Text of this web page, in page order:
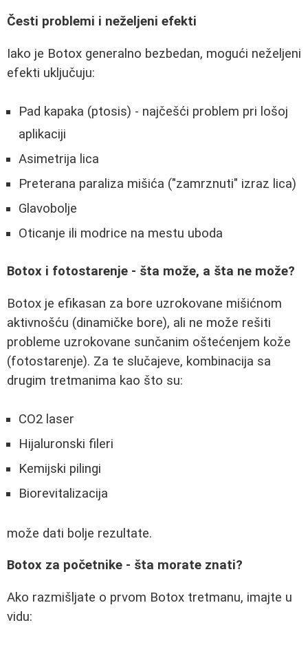
Česti problemi i neželjeni efekti
Iako je Botox generalno bezbedan, mogući neželjeni
efekti uključuju:
Pad kapaka (ptosis) - najčešći problem pri lošoj
aplikaciji
Asimetrija lica
Preterana paraliza mišića ("zamrznuti" izraz lica)
Glavobolje
Oticanje ili modrice na mestu uboda
Botox i fotostarenje - šta može, a šta ne može?
Botox je efikasan za bore uzrokovane mišićnom
aktivnošću (dinamičke bore), ali ne može rešiti
probleme uzrokovane sunčanim oštećenjem kože
(fotostarenje). Za te slučajeve, kombinacija sa
drugim tretmanima kao što su:
CO2 laser
Hijaluronski fileri
Kemijski pilingi
Biorevitalizacija
može dati bolje rezultate.
Botox za početnike - šta morate znati?
Ako razmišljate o prvom Botox tretmanu, imajte u
vidu: